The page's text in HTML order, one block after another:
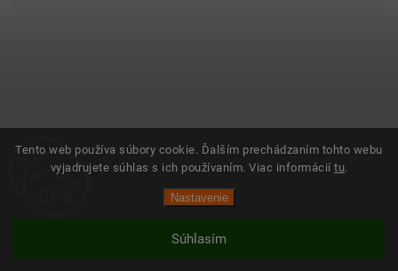
Tento web používa súbory cookie. Ďalším prechádzaním tohto webu
vyjadrujete súhlas s ich používaním. Viac informácií tu.
Nastavenie
Súhlasím
Copyright 2025 ©